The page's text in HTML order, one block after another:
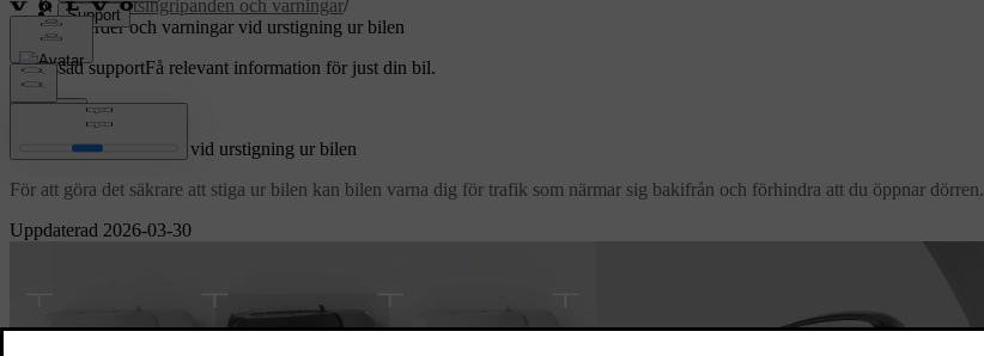
Säkerhetsingripanden och varningar/
Åtgärder och varningar vid urstigning ur bilen
Anpassad supportFå relevant information för just din bil.
Uppdaterad 2026-03-30
Åtgärder och varningar vid urstigning ur bilen
För att göra det säkrare att stiga ur bilen kan bilen varna dig för trafik som närmar sig bakifrån och förhindra att du öppnar dörren.